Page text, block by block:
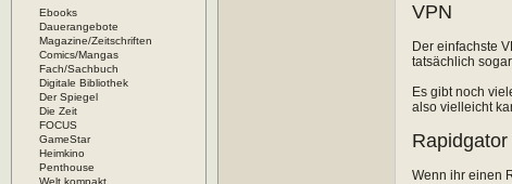
Ebooks
Dauerangebote
Magazine/Zeitschriften
Comics/Mangas
Fach/Sachbuch
Digitale Bibliothek
Der Spiegel
Die Zeit
FOCUS
GameStar
Heimkino
Penthouse
VPN
Der einfachste
tatsächlich
Es gibt noch
also vielleicht
Rapidgator
Wenn ihr einen